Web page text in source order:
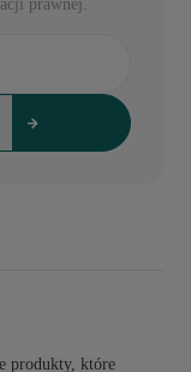
prawnej.
produkty, które